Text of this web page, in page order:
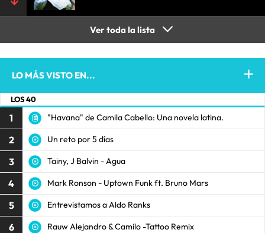
Ver toda la lista
LO MÁS VISTO EN...
LOS 40
1 "Havana" de Camila Cabello: Una novela latina.
2 Un reto por 5 días
3 Tainy, J Balvin - Agua
4 Mark Ronson - Uptown Funk ft. Bruno Mars
5 Entrevistamos a Aldo Ranks
6 Rauw Alejandro & Camilo -Tattoo Remix